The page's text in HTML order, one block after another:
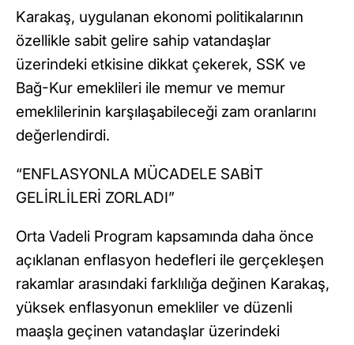
Karakaş, uygulanan ekonomi politikalarının
özellikle sabit gelire sahip vatandaşlar
üzerindeki etkisine dikkat çekerek, SSK ve
Bağ-Kur emeklileri ile memur ve memur
emeklilerinin karşılaşabileceği zam oranlarını
değerlendirdi.
“ENFLASYONLA MÜCADELE SABİT
GELİRLİLERİ ZORLADI”
Orta Vadeli Program kapsamında daha önce
açıklanan enflasyon hedefleri ile gerçekleşen
rakamlar arasındaki farklılığa değinen Karakaş,
yüksek enflasyonun emekliler ve düzenli
maaşla geçinen vatandaşlar üzerindeki